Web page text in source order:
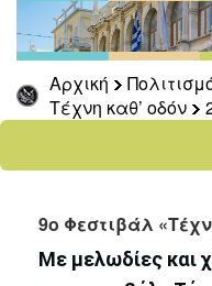
Αρχική
Τέχνη καθ’ οδόν
Ηράκλειο
–
Καλοκαίρι
Φεστιβάλ
των
Τέχνη
οδόν
2024
9ο Φεστιβάλ
Με μελωδίες και